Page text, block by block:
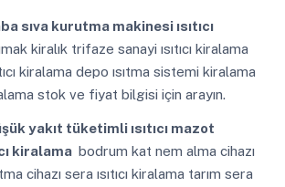
sıva kurutma makinesi ısıtıcı
kiralık trifaze sanayi ısıtıcı kiralama
kiralama depo ısıtma sistemi kiralama
stok ve fiyat bilgisi için arayın.
yakıt tüketimli ısıtıcı mazot
kiralama bodrum kat nem alma cihazı
cihazı sera ısıtıcı kiralama tarım sera